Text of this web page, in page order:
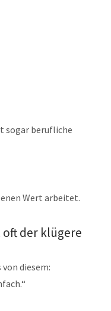
sogar berufliche
Wert arbeitet.
der klügere
diesem: